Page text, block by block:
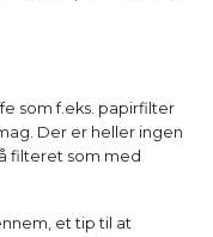
som f.eks. papirfilter
Der er heller ingen
filteret som med
et tip til at